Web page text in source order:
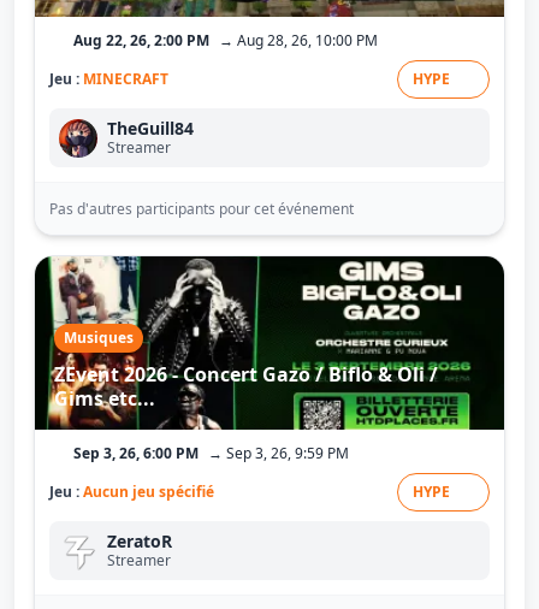
Aug 22, 26, 2:00 PM → Aug 28, 26, 10:00 PM
Jeu : MINECRAFT HYPE
TheGuill84
Streamer
Pas d'autres participants pour cet événement
Musiques
ZEvent 2026 - Concert Gazo / Biflo & Oli /
Gims etc...
Sep 3, 26, 6:00 PM → Sep 3, 26, 9:59 PM
Jeu :Aucun jeu spécifié HYPE
ZeratoR
Streamer